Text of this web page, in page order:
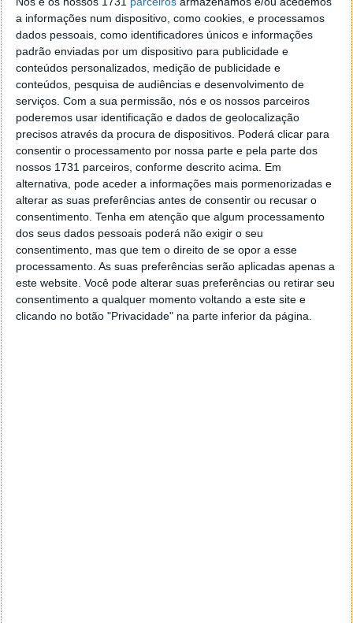
a informações num dispositivo, como cookies, e processamos
dados pessoais, como identificadores únicos e informações
padrão enviadas por um dispositivo para publicidade e
conteúdos personalizados, medição de publicidade e
conteúdos, pesquisa de audiências e desenvolvimento de
serviços. Com a sua permissão, nós e os nossos parceiros
poderemos usar identificação e dados de geolocalização
precisos através da procura de dispositivos. Poderá clicar para
consentir o processamento por nossa parte e pela parte dos
nossos 1731 parceiros, conforme descrito acima. Em
alternativa, pode aceder a informações mais pormenorizadas e
alterar as suas preferências antes de consentir ou recusar o
consentimento. Tenha em atenção que algum processamento
dos seus dados pessoais poderá não exigir o seu
consentimento, mas que tem o direito de se opor a esse
processamento. As suas preferências serão aplicadas apenas a
este website. Você pode alterar suas preferências ou retirar seu
consentimento a qualquer momento voltando a este site e
clicando no botão "Privacidade" na parte inferior da página.
Este é o confirmar da decisão preliminar que volta a
dar razão à Apple nesta frente. São vários os
processos levantados pela marca de Cupertino, o
desfecho deste poderá influenciar de alguma forma
outras acções já iniciadas noutros países.
Artigos relacionados:
Apple impede a venda do novo Tablet Samsung
na Austrália...
Apple processa a linha Galaxy da Samsung…
Venda de três Smartphones Samsung Galaxy
proibida na Europa
A proibição da venda do Galaxy Tab 10.1″
chegou à Europa…
Suspensa a Proibição da Venda o Galaxy Tab
10.1 na europa…